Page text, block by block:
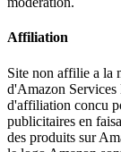
Affiliation
Site non affilie a la
d'Amazon
d'affiliation concu
publicitaires en
des produits sur